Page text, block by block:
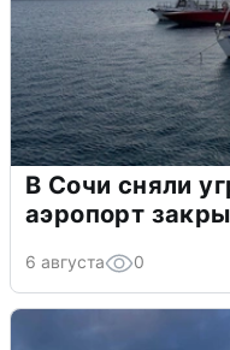
В Сочи сняли
аэропорт
6 августа 0